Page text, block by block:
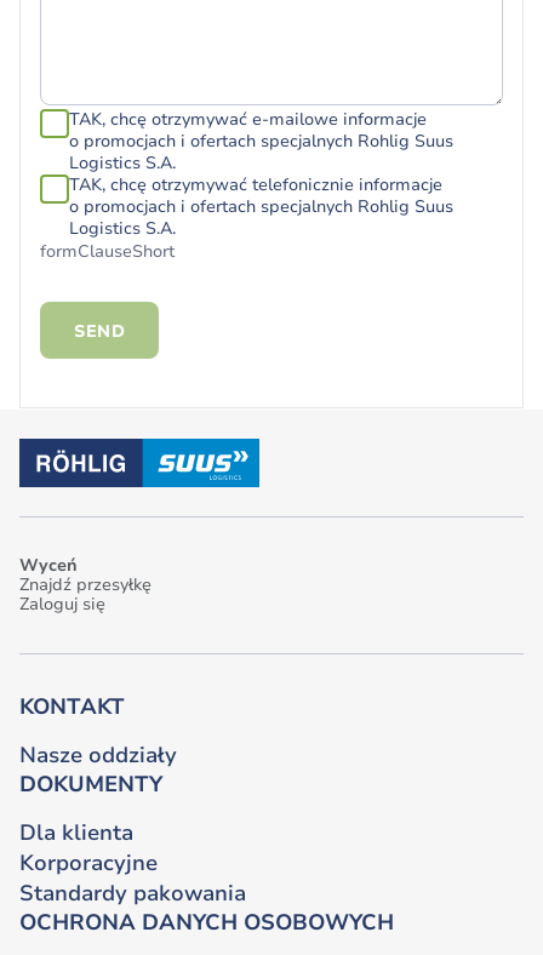
TAK, chcę otrzymywać e-mailowe informacje
o promocjach i ofertach specjalnych Rohlig Suus
Logistics S.A.
TAK, chcę otrzymywać telefonicznie informacje
o promocjach i ofertach specjalnych Rohlig Suus
Logistics S.A.
formClauseShort
SEND
Wyceń
Znajdź przesyłkę
Zaloguj się
KONTAKT
Nasze oddziały
DOKUMENTY
Dla klienta
Korporacyjne
Standardy pakowania
OCHRONA DANYCH OSOBOWYCH